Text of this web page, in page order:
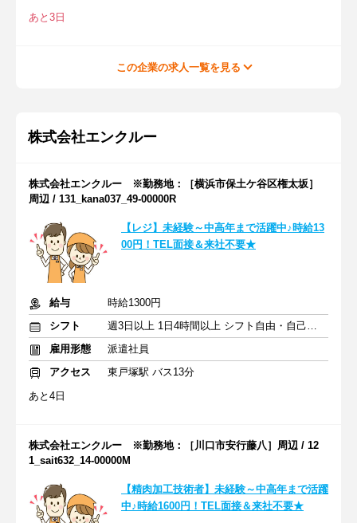
あと3日
この企業の求人一覧を見る
株式会社エンクルー
株式会社エンクルー ※勤務地：［横浜市保土ケ谷区権太坂］
周辺 / 131_kana037_49-00000R
【レジ】未経験～中高年まで活躍中♪時給13
00円！TEL面接＆来社不要★
給与
時給1300円
シフト
週3日以上 1日4時間以上 シフト自由・自己申告
雇用形態
派遣社員
アクセス
東戸塚駅 バス13分
あと4日
株式会社エンクルー ※勤務地：［川口市安行藤八］周辺 / 12
1_sait632_14-00000M
【精肉加工技術者】未経験～中高年まで活躍
中♪時給1600円！TEL面接＆来社不要★